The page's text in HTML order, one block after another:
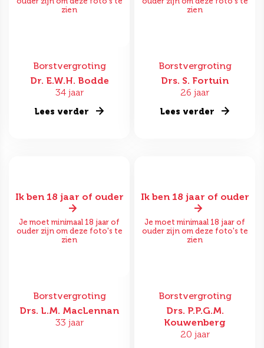
zien
Borstvergroting
Dr. E.W.H. Bodde
34 jaar
Lees verder
zien
Borstvergroting
Drs. S. Fortuin
26 jaar
Lees verder
Ik ben 18 jaar of ouder
Je moet minimaal 18 jaar of
ouder zijn om deze foto's te
zien
Borstvergroting
Drs. L.M. MacLennan
33 jaar
Ik ben 18 jaar of ouder
Je moet minimaal 18 jaar of
ouder zijn om deze foto's te
zien
Borstvergroting
Drs. P.P.G.M.
Kouwenberg
20 jaar